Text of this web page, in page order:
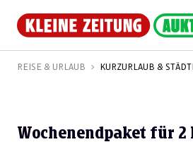
REISE & URLAUB KURZURLAUB &
Wochenendpaket für 2